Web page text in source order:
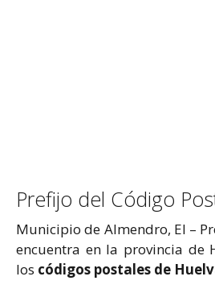
Prefijo del Código
Municipio de Almendro, El –
encuentra en la provincia de
los códigos postales de